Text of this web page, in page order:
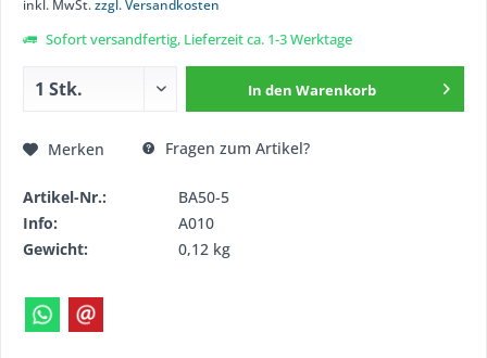
inkl. MwSt.zzgl. Versandkosten
Sofort versandfertig, Lieferzeit ca. 1-3 Werktage
In den Warenkorb
Merken Fragen zum Artikel?
Artikel-Nr.:
BA50-5
Info:
A010
Gewicht:
0,12 kg